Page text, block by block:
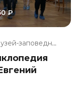
₽
Музей-заповедник «Полотняный З...